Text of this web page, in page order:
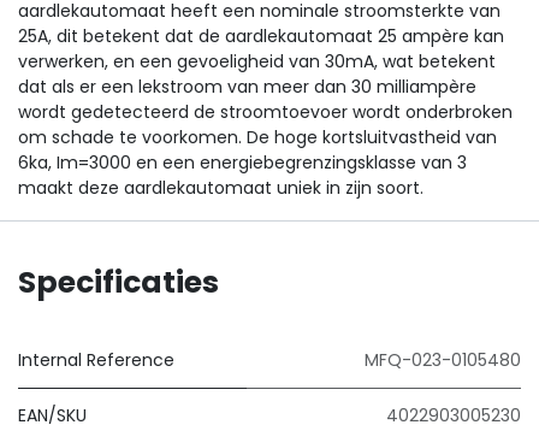
aardlekautomaat heeft een nominale stroomsterkte van
25A, dit betekent dat de aardlekautomaat 25 ampère kan
verwerken, en een gevoeligheid van 30mA, wat betekent
dat als er een lekstroom van meer dan 30 milliampère
wordt gedetecteerd de stroomtoevoer wordt onderbroken
om schade te voorkomen. De hoge kortsluitvastheid van
6ka, Im=3000 en een energiebegrenzingsklasse van 3
maakt deze aardlekautomaat uniek in zijn soort.
Specificaties
Internal Reference MFQ-023-0105480
EAN/SKU 4022903005230